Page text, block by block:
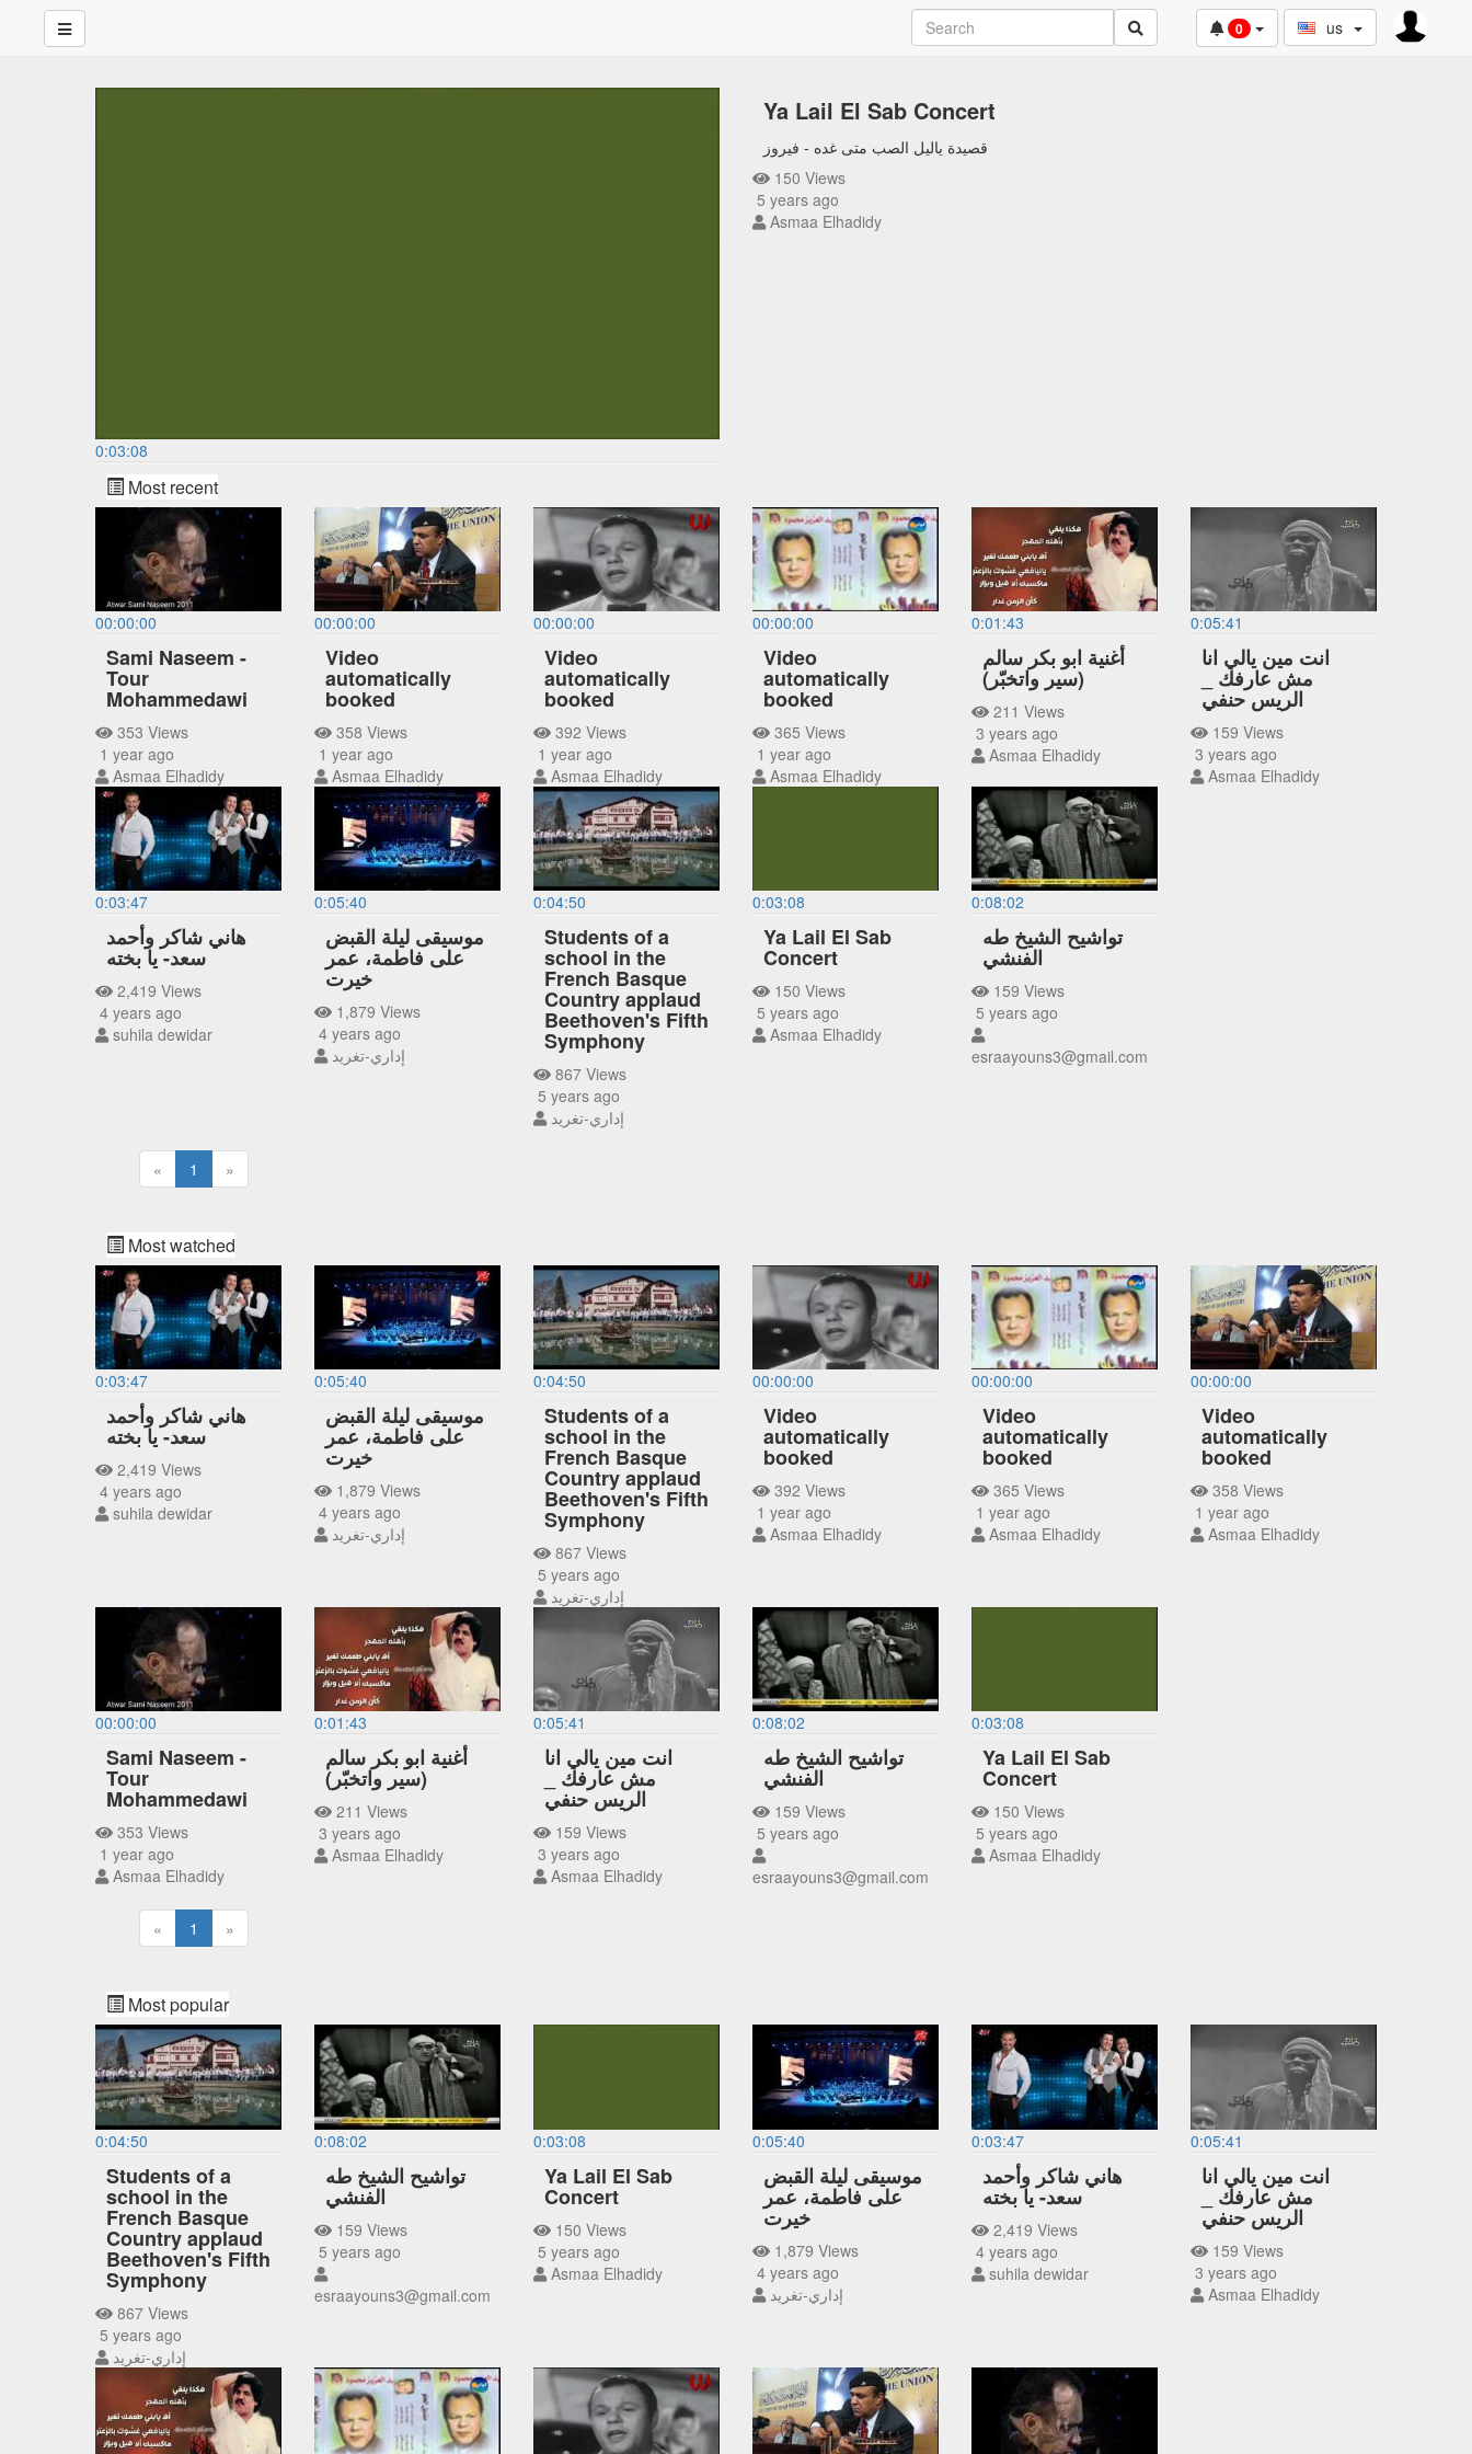
0 us
0:03:08
Ya Lail El Sab Concert
قصيدة ياليل الصب متى غده - فيروز
150 Views
5 years ago
Asmaa Elhadidy
Most recent
00:00:00
Sami Naseem -
Tour
Mohammedawi
353 Views
1 year ago
Asmaa Elhadidy
00:00:00
Video
automatically
booked
358 Views
1 year ago
Asmaa Elhadidy
00:00:00
Video
automatically
booked
392 Views
1 year ago
Asmaa Elhadidy
00:00:00
Video
automatically
booked
365 Views
1 year ago
Asmaa Elhadidy
0:01:43
أغنية ابو بكر سالم
(سير واتخبّر)
211 Views
3 years ago
Asmaa Elhadidy
0:05:41
انت مين يالي انا
مش عارفك _
الريس حنفي
159 Views
3 years ago
Asmaa Elhadidy
0:03:47
هاني شاكر وأحمد
سعد- يا بخته
2,419 Views
4 years ago
suhila dewidar
0:05:40
موسيقى ليلة القبض
على فاطمة، عمر
خيرت
1,879 Views
4 years ago
إداري-تغريد
0:04:50
Students of a
school in the
French Basque
Country applaud
Beethoven's Fifth
Symphony
867 Views
5 years ago
إداري-تغريد
0:03:08
Ya Lail El Sab
Concert
150 Views
5 years ago
Asmaa Elhadidy
0:08:02
تواشيح الشيخ طه
الفنشي
159 Views
5 years ago
esraayouns3@gmail.com
« 1 »
Most watched
0:03:47
هاني شاكر وأحمد
سعد- يا بخته
2,419 Views
4 years ago
suhila dewidar
0:05:40
موسيقى ليلة القبض
على فاطمة، عمر
خيرت
1,879 Views
4 years ago
إداري-تغريد
0:04:50
Students of a
school in the
French Basque
Country applaud
Beethoven's Fifth
Symphony
867 Views
5 years ago
إداري-تغريد
00:00:00
Video
automatically
booked
392 Views
1 year ago
Asmaa Elhadidy
00:00:00
Video
automatically
booked
365 Views
1 year ago
Asmaa Elhadidy
00:00:00
Video
automatically
booked
358 Views
1 year ago
Asmaa Elhadidy
00:00:00
Sami Naseem -
Tour
Mohammedawi
353 Views
1 year ago
Asmaa Elhadidy
0:01:43
أغنية ابو بكر سالم
(سير واتخبّر)
211 Views
3 years ago
Asmaa Elhadidy
0:05:41
انت مين يالي انا
مش عارفك _
الريس حنفي
159 Views
3 years ago
Asmaa Elhadidy
0:08:02
تواشيح الشيخ طه
الفنشي
159 Views
5 years ago
esraayouns3@gmail.com
0:03:08
Ya Lail El Sab
Concert
150 Views
5 years ago
Asmaa Elhadidy
« 1 »
Most popular
0:04:50
Students of a
school in the
French Basque
Country applaud
Beethoven's Fifth
Symphony
867 Views
5 years ago
إداري-تغريد
0:08:02
تواشيح الشيخ طه
الفنشي
159 Views
5 years ago
esraayouns3@gmail.com
0:03:08
Ya Lail El Sab
Concert
150 Views
5 years ago
Asmaa Elhadidy
0:05:40
موسيقى ليلة القبض
على فاطمة، عمر
خيرت
1,879 Views
4 years ago
إداري-تغريد
0:03:47
هاني شاكر وأحمد
سعد- يا بخته
2,419 Views
4 years ago
suhila dewidar
0:05:41
انت مين يالي انا
مش عارفك _
الريس حنفي
159 Views
3 years ago
Asmaa Elhadidy